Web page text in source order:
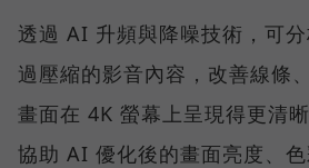
透過 AI 升頻與降噪技術，可
過壓縮的影音內容，改善線條
畫面在 4K 螢幕上呈現得更清
協助 AI 優化後的畫面亮度、